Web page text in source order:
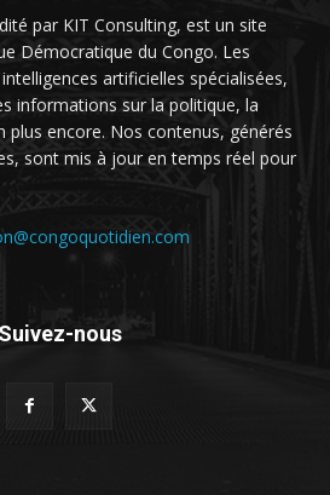
par KIT Consulting, est un site
Démocratique du Congo. Les
artificielles spécialisées,
informations sur la politique, la
plus encore. Nos contenus, générés
sont mis à jour en temps réel pour
Suivez-nous